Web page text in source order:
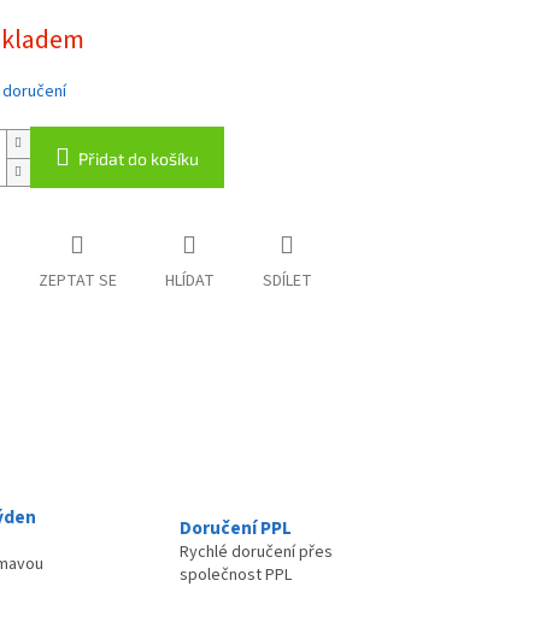
Přidat do košíku
ZEPTAT SE HLÍDAT SDÍLET
Doručení PPL
Rychlé doručení přes
společnost PPL